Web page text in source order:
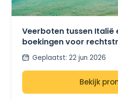
Veerboten tussen Italië
boekingen voor
van Civitavecchia naar
voor de zomer van 2026
Geplaatst: 22 jun 2026
Bekijk